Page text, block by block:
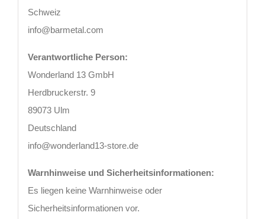
Schweiz
info@barmetal.com
Verantwortliche Person:
Wonderland 13 GmbH
Herdbruckerstr. 9
89073 Ulm
Deutschland
info@wonderland13-store.de
Warnhinweise und Sicherheitsinformationen:
Es liegen keine Warnhinweise oder
Sicherheitsinformationen vor.